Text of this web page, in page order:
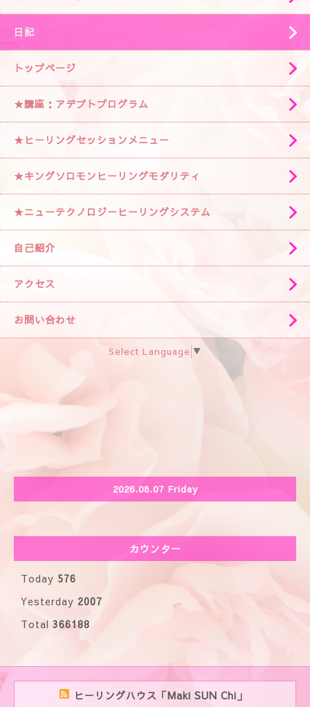
日記
トップページ
★講座：アデプトプログラム
★ヒーリングセッションメニュー
★キングソロモンヒーリングモダリティ
★ニューテクノロジーヒーリングシステム
自己紹介
アクセス
お問い合わせ
Select Language ▼
2026.08.07 Friday
カウンター
Today 576
Yesterday 2007
Total 366188
ヒーリングハウス「Maki SUN Chi」